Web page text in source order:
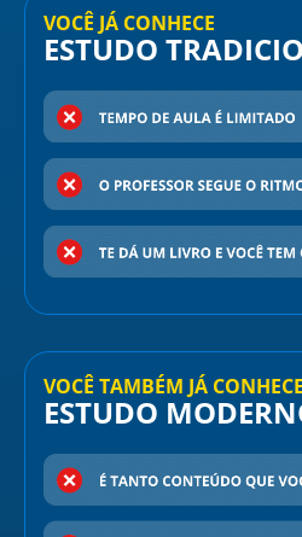
VOCÊ JÁ CONHECE
ESTUDO
VOCÊ TAMBÉM JÁ CONHECE
ESTUDO